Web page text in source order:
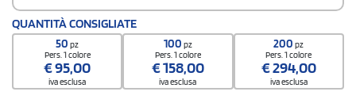
Codice doganale
8205 5100
Quantità per confezione
Quantità per scatola
QUANTITÀ CONSIGLIATE
50pz
Pers. 1 colore
€95,00
iva esclusa
100 pz
Pers. 1 colore
€158,00
iva esclusa
200pz
Pers. 1 colore
€294,00
iva esclusa